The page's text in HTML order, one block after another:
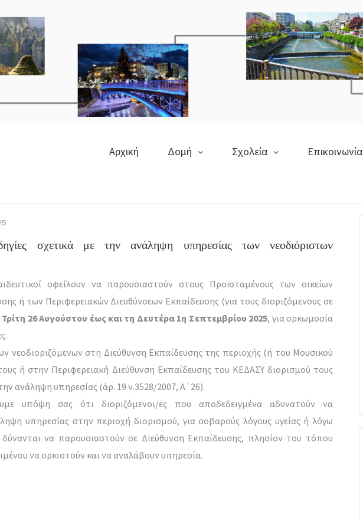
Αρχική Δομή Σχολεία Επικοινωνία
σχετικά με την ανάληψη υπηρεσίας των νεοδιόριστων
οφείλουν να παρουσιαστούν στους Προϊσταμένους των οικείων
ή των Περιφερειακών Διευθύνσεων Εκπαίδευσης (για τους διοριζόμενους σε
26 Αυγούστου έως και τη Δευτέρα 1η Σεπτεμβρίου 2025, για ορκωμοσία
νεοδιοριζόμενων στη Διεύθυνση Εκπαίδευσης της περιοχής (ή του Μουσικού
ή στην Περιφερειακή Διεύθυνση Εκπαίδευσης του ΚΕΔΑΣΥ διορισμού τους
ανάληψη υπηρεσίας (άρ. 19 ν.3528/2007, Α΄26).
υπόψη σας ότι διοριζόμενοι/ες που αποδεδειγμένα αδυνατούν να
υπηρεσίας στην περιοχή διορισμού, για σοβαρούς λόγους υγείας ή λόγω
δύνανται να παρουσιαστούν σε Διεύθυνση Εκπαίδευσης, πλησίον του τόπου
να ορκιστούν και να αναλάβουν υπηρεσία.